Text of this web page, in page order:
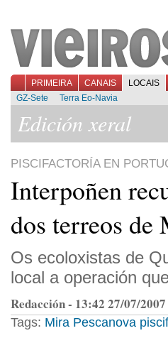
PRIMEIRA CANAIS LOCAIS
GZ-Sete
Terra Eo-Navia
Edición xeral
PISCIFACTORÍA EN
Interpoñen
dos terreos de
Os ecoloxistas de
local a operación
Redacción - 13:42 27/07/2007
Tags: Mira Pescanova